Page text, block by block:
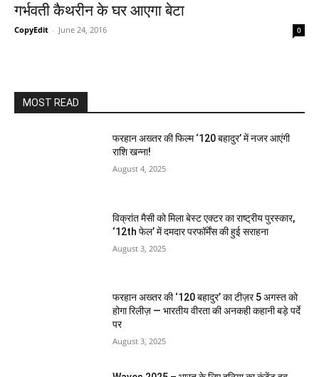
गर्भवती कैथरीन के घर आएगा बेटा
CopyEdit - June 24, 2016 0
MOST READ
फरहान अख्तर की फिल्म ‘120 बहादुर’ में नजर आएंगी
राशि खन्ना!
August 4, 2025
विक्रांत मैसी को मिला बेस्ट एक्टर का राष्ट्रीय पुरस्कार,
‘12th फेल’ में दमदार परफॉर्मेंस की हुई सराहना
August 3, 2025
फरहान अख्तर की ‘120 बहादुर’ का टीज़र 5 अगस्त को
होगा रिलीज़ — भारतीय वीरता की अनकही कहानी बड़े पर्दे
पर
August 3, 2025